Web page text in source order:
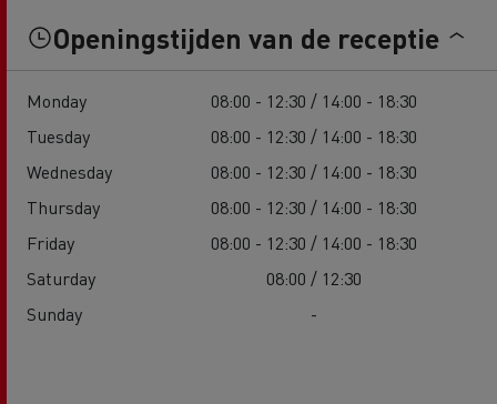
Openingstijden van de receptie
Monday
08:00 - 12:30 / 14:00 - 18:30
Tuesday
08:00 - 12:30 / 14:00 - 18:30
Wednesday
08:00 - 12:30 / 14:00 - 18:30
Thursday
08:00 - 12:30 / 14:00 - 18:30
Friday
08:00 - 12:30 / 14:00 - 18:30
Saturday
08:00 / 12:30
Sunday
-